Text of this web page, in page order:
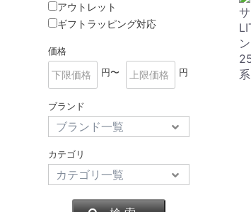
アウトレット
ギフトラッピング対応
価格
円〜
円
ブランド
カテゴリ